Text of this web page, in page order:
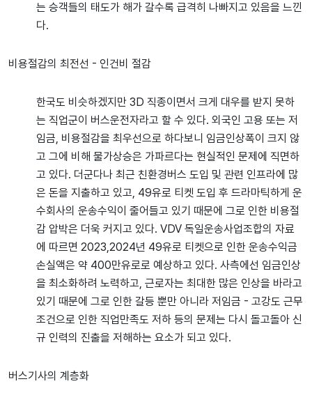
는 승객들의 태도가 해가 갈수록 급격히 나빠지고 있음을 느낀
다.
비용절감의 최전선 - 인건비 절감
한국도 비슷하겠지만 3D 직종이면서 크게 대우를 받지 못하
는 직업군이 버스운전자라고 할 수 있다. 외국인 고용 또는 저
임금, 비용절감을 최우선으로 하다보니 임금인상폭이 크지 않
고 그에 비해 물가상승은 가파르다는 현실적인 문제에 직면하
고 있다. 더군다나 최근 친환경버스 도입 및 관련 인프라에 많
은 돈을 지출하고 있고, 49유로 티켓 도입 후 드라마틱하게 운
수회사의 운송수익이 줄어들고 있기 때문에 그로 인한 비용절
감 압박은 더욱 커지고 있다. VDV 독일운송사업조합의 자료
에 따르면 2023,2024년 49유로 티켓으로 인한 운송수익금
손실액은 약 400만유로로 예상하고 있다. 사측에선 임금인상
을 최소화하려 노력하고, 근로자는 최대한 많은 인상을 바라고
있기 때문에 그로 인한 갈등 뿐만 아니라 저임금 - 고강도 근무
조건으로 인한 직업만족도 저하 등의 문제는 다시 돌고돌아 신
규 인력의 진출을 저해하는 요소가 되고 있다.
버스기사의 계층화